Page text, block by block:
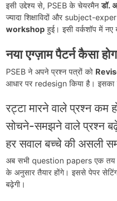
इसी उद्देश्य से, PSEB के चेयरमैनडॉ.
ज्यादा शिक्षाविदों और subject-
workshop हुई। इसी वर्कशॉप में नए
नया एग्ज़ाम पैटर्न कैसा
PSEB ने अपने प्रश्न पत्रों को
आधार पर redesign किया है।
रट्टा मारने वाले प्रश्न कम
सोचने-समझने वाले प्रश्न
हर सवाल बच्चे की असली
अब सभी question papers एक तय
के अनुसार तैयार होंगे। इससे पेपर सेटिंग
बढ़ेगी।